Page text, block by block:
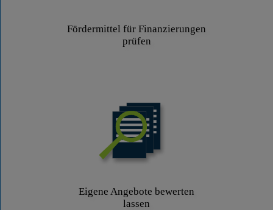
Fördermittel für Finanzierungen
prüfen
Eigene Angebote bewerten
lassen